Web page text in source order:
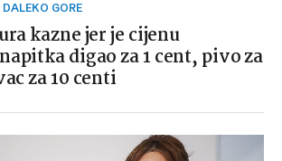
DALEKO GORE
kazne jer je cijenu
digao za 1 cent, pivo za
za 10 centi